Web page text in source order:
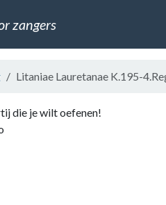
zangers
Litaniae Lauretanae K.195-
die je wilt oefenen!